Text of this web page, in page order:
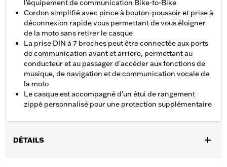
l'équipement de communication Bike-to-Bike
Cordon simplifié avec pince à bouton-poussoir et prise à
déconnexion rapide vous permettant de vous éloigner
de la moto sans retirer le casque
La prise DIN à 7 broches peut être connectée aux ports
de communication avant et arrière, permettant au
conducteur et au passager d'accéder aux fonctions de
musique, de navigation et de communication vocale de
la moto
Le casque est accompagné d’un étui de rangement
zippé personnalisé pour une protection supplémentaire
DÉTAILS